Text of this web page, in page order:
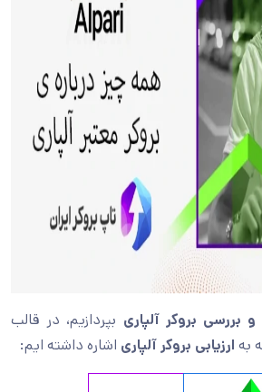
و بررسی بروکر آلپاری بپردازیم، در قالب
به ارزیابی بروکر آلپاری اشاره داشته ایم: